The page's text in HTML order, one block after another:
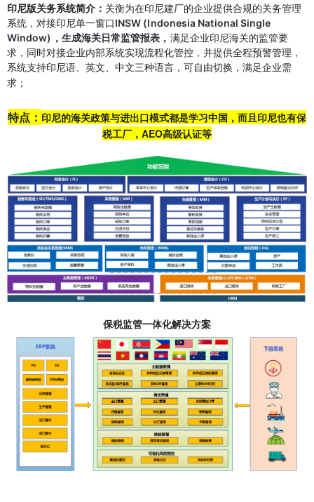
印尼版关务系统简介： 关衡为在印尼建厂的企业提供合规的关务管理
系统，对接印尼单一窗口INSW (Indonesia National Single
Window)，生成海关日常监管报表， 满足企业印尼海关的监管要
求，同时对接企业内部系统实现流程化管控，并提供全程预警管理，
系统支持印尼语、英文、中文三种语言，可自由切换，满足企业需
求；
特点： 印尼的海关政策与进出口模式都是学习中国，而且印尼也有保
税工厂，AEO高级认证等
保税监管一体化解决方案